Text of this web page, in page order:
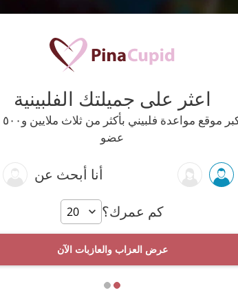
اعثر على جميلتك الفلبينية
عضو
أنا أبحث عن
كم عمرك؟
عرض العزاب والعازبات الآن